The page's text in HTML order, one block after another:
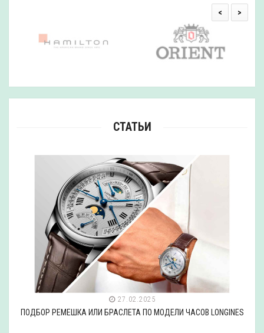
< >
СТАТЬИ
27.02.2025
ПОДБОР РЕМЕШКА ИЛИ БРАСЛЕТА ПО МОДЕЛИ ЧАСОВ LONGINES